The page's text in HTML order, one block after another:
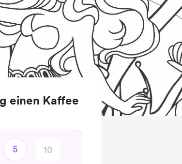
einen Kaffee
5